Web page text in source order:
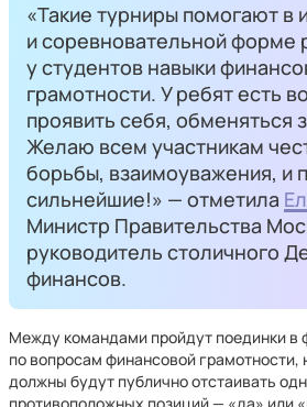
«Такие турниры помогают в
и соревновательной форме
у студентов навыки
грамотности. У ребят есть
проявить себя, обменяться
Желаю всем участникам
борьбы, взаимоуважения, и
сильнейшие!» — отметила
Министр Правительства
руководитель столичного
финансов.
Между командами пройдут поединки в
по вопросам финансовой грамотности,
должны будут публично отстаивать